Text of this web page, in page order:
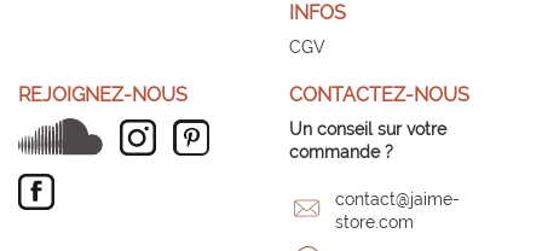
INFOS
CGV
REJOIGNEZ-NOUS CONTACTEZ-NOUS
Un conseil sur votre
commande ?
contact@jaime-
store.com